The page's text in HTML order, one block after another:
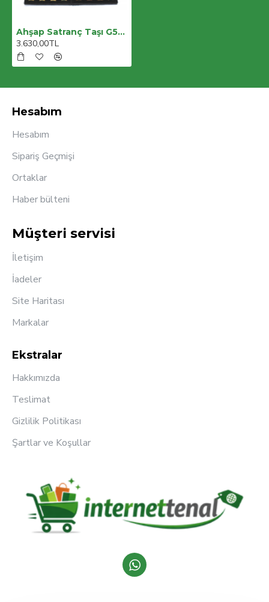
Ahşap Satranç Taşı G530a
3.630,00TL
Hesabım
Hesabım
Sipariş Geçmişi
Ortaklar
Haber bülteni
Müşteri servisi
İletişim
İadeler
Site Haritası
Markalar
Ekstralar
Hakkımızda
Teslimat
Gizlilik Politikası
Şartlar ve Koşullar